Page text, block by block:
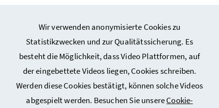
Wir verwenden anonymisierte Cookies zu
Statistikzwecken und zur Qualitätssicherung. Es
besteht die Möglichkeit, dass Video Plattformen, auf
der eingebettete Videos liegen, Cookies schreiben.
Werden diese Cookies bestätigt, können solche Videos
abgespielt werden. Besuchen Sie unsereCookie-
Webseiten Kunst und Kultur
Service